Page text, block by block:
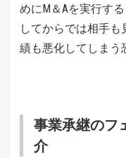
めにМ＆Aを実行す
してからでは相手
績も悪化してしまう
事業承継のフ
介